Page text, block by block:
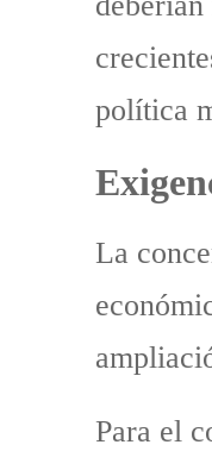
política
La
Para el